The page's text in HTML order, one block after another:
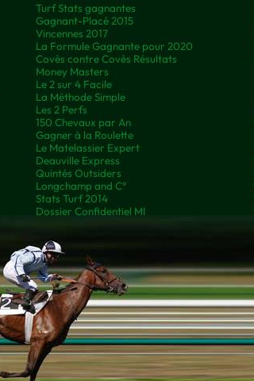
Turf Stats gagnantes
Gagnant-Placé 2015
Vincennes 2017
La Formule Gagnante pour 2020
Covès contre Covès Résultats
Money Masters
Le 2 sur 4 Facile
La Méthode Simple
Les 2 Perfs
150 Chevaux par An
Gagner à la Roulette
Le Matelassier Expert
Deauville Express
Quintés Outsiders
Longchamp and C°
Stats Turf 2014
Dossier Confidentiel MI